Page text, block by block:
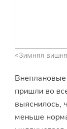
«Зимняя
Внеплановые
пришли во
выяснилось,
меньше